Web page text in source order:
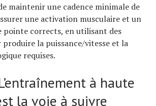
maintenir une cadence minimale de
une activation musculaire et un
pointe corrects, en utilisant des
produire la puissance/vitesse et la
requises.
à haute
la voie à suivre